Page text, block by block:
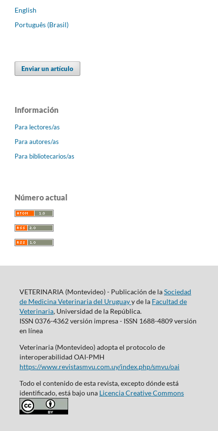
English
Português (Brasil)
Enviar un artículo
Información
Para lectores/as
Para autores/as
Para bibliotecarios/as
Número actual
VETERINARIA (Montevideo) - Publicación de laSociedad
de Medicina Veterinaria del Uruguayy de la Facultad de
Veterinaria, Universidad de la República.
ISSN 0376-4362 versión impresa - ISSN 1688-4809 versión
en línea
Veterinaria (Montevideo) adopta el protocolo de
interoperabilidad OAI-PMH
https://www.revistasmvu.com.uy/index.php/smvu/oai
Todo el contenido de esta revista, excepto dónde está
identificado, está bajo una Licencia Creative Commons